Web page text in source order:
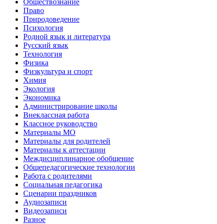
Право
Природоведение
Психология
Родной язык и литература
Русский язык
Технология
Физика
Физкультура и спорт
Химия
Экология
Экономика
Администрирование школы
Внеклассная работа
Классное руководство
Материалы МО
Материалы для родителей
Материалы к аттестации
Междисциплинарное обобщение
Общепедагогические технологии
Работа с родителями
Социальная педагогика
Сценарии праздников
Аудиозаписи
Видеозаписи
Разное